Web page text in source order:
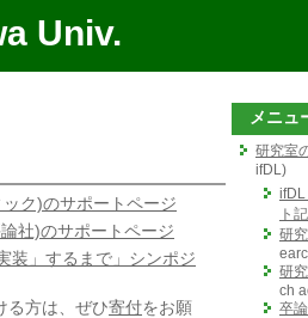
Univ.
ク)のサポートページ
社)のサポートページ
装」するまで」シンポジ
る方は、ぜひ寄付をお願
メニュ
研究室
ifDL)
ifDL
ト
研
研
ch
卒